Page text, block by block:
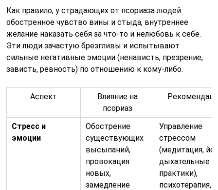
Как правило, у страдающих от псориаза людей
обостренное чувство вины и стыда, внутреннее
желание наказать себя за что-то и нелюбовь к себе.
Эти люди зачастую брезгливы и испытывают
сильные негативные эмоции (ненависть, презрение,
зависть, ревность) по отношению к кому-либо.
Аспект
Влияние на
псориаз
Стресс и
эмоции
Обострение
существующих
высыпаний,
провокация
новых,
замедление
Управление
стрессом
(медитация,
дыхательные
практики),
психотерапия,